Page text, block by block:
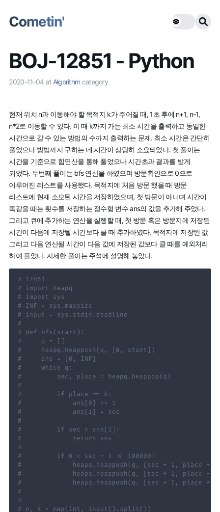
Cometin'
BOJ-12851 - Python
2020-11-04 at Algorithm category
현재 위치 n과 이동해야 할 목적지 k가 주어질 때, 1초 후에 n+1, n-1,
n*2로 이동할 수 있다. 이 때 k까지 가는 최소 시간을 출력하고 동일한
시간으로 갈 수 있는 방법의 수까지 출력하는 문제. 최소 시간은 간단히
풀었으나 방법까지 구하는 데 시간이 상당히 소요되었다. 첫 풀이는
시간을 기준으로 힙연산을 통해 풀었으나 시간초과 결과를 받게
되었다. 두번째 풀이는 bfs 연산을 하였으며 방문확인으로 0으로
이루어진 리스트를 사용했다. 목적지에 처음 방문 했을 때 방문
리스트에 현재 소모된 시간을 저장하였으며, 첫 방문이 아니며 시간이
똑같을 때는 횟수를 저장하는 정수형 변수 ans의 값을 추가해 주었다.
그리고 큐에 추가하는 연산을 실행할 때, 첫 방문 혹은 방문지에 저장된
시간이 다음에 저장될 시간보다 클 때 추가하였다. 목적지에 저장된 값
그리고 다음 연산될 시간이 다음 값에 저장된 값보다 클 때를 예외처리
하여 풀었다. 자세한 풀이는 주석에 설명해 놓았다.
# 12851
# import heapq
# import sys
# INF = sys.maxsize
# input = sys.stdin.readline
#
# def bfs(start):
#     q = []
#     heapq.heappush(q, [0, start])
#     ans = [0, INF]
#     while q:
#         sec, place = heapq.heappop(q)
#
#         if place == k:
#             ans[0] += 1
#             ans[1] = sec
#
#         if sec > ans[1]:
#             return ans
#
#         if 0 < sec + 1 <= 100000:
#             heapq.heappush(q, [sec + 1, place +
#             heapq.heappush(q, [sec + 1, place -
#             heapq.heappush(q, [sec + 1, place *
#
#
# n, k = map(int, input().split())